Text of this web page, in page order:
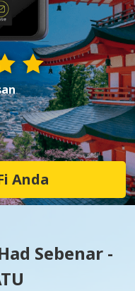
Anda
Sebenar -